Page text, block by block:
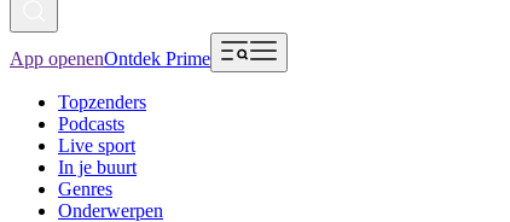
App openenOntdek Prime
Topzenders
Podcasts
Live sport
In je buurt
Genres
Onderwerpen